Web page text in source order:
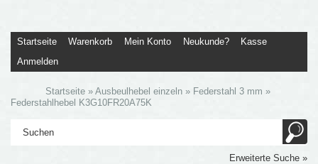
Startseite Warenkorb Mein Konto Neukunde?
Kasse
Anmelden
Startseite »Ausbeulhebel einzeln » Federstahl 3 mm »
Federstahlhebel K3G10FR20A75K
Erweiterte Suche »